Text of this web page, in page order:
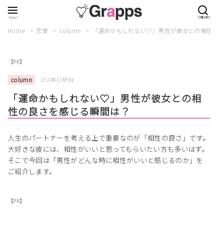
Home 恋愛 column 「運命かもしれない♡」男性が彼女との相性
【PR】
column 2022年11月9日
「運命かもしれない♡」男性が彼女との相
性の良さを感じる瞬間は？
人生のパートナーを考える上で重要なのが「相性の良さ」です。
大好きな彼には、相性がいいと思ってもらいたい方も多いはず。
そこで今回は「男性がどんな時に相性がいいと感じるのか」を
ご紹介します。
【PR】